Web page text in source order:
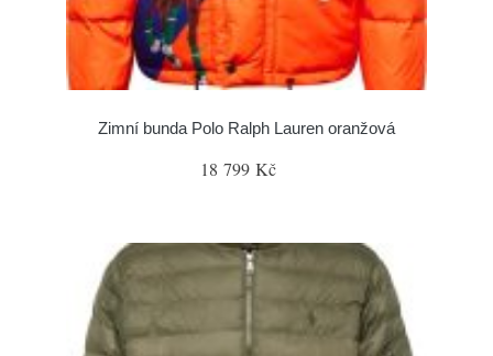
Zimní bunda Polo Ralph Lauren oranžová
18 799 Kč